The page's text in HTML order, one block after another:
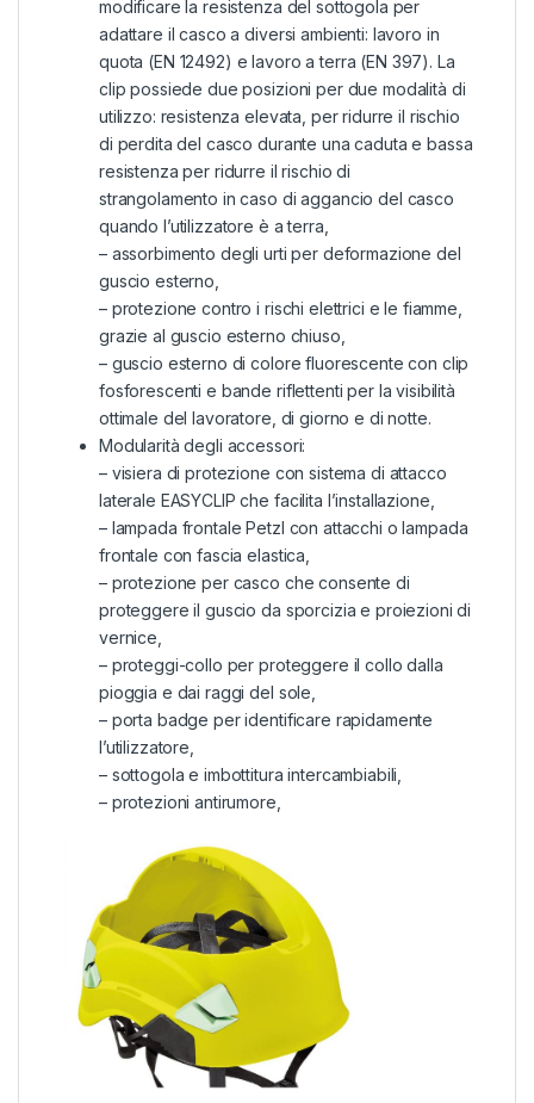
modificare la resistenza del sottogola per
adattare il casco a diversi ambienti: lavoro in
quota (EN 12492) e lavoro a terra (EN 397). La
clip possiede due posizioni per due modalità di
utilizzo: resistenza elevata, per ridurre il rischio
di perdita del casco durante una caduta e bassa
resistenza per ridurre il rischio di
strangolamento in caso di aggancio del casco
quando l’utilizzatore è a terra,
– assorbimento degli urti per deformazione del
guscio esterno,
– protezione contro i rischi elettrici e le fiamme,
grazie al guscio esterno chiuso,
– guscio esterno di colore fluorescente con clip
fosforescenti e bande riflettenti per la visibilità
ottimale del lavoratore, di giorno e di notte.
Modularità degli accessori:
– visiera di protezione con sistema di attacco
laterale EASYCLIP che facilita l’installazione,
– lampada frontale Petzl con attacchi o lampada
frontale con fascia elastica,
– protezione per casco che consente di
proteggere il guscio da sporcizia e proiezioni di
vernice,
– proteggi-collo per proteggere il collo dalla
pioggia e dai raggi del sole,
– porta badge per identificare rapidamente
l’utilizzatore,
– sottogola e imbottitura intercambiabili,
– protezioni antirumore,